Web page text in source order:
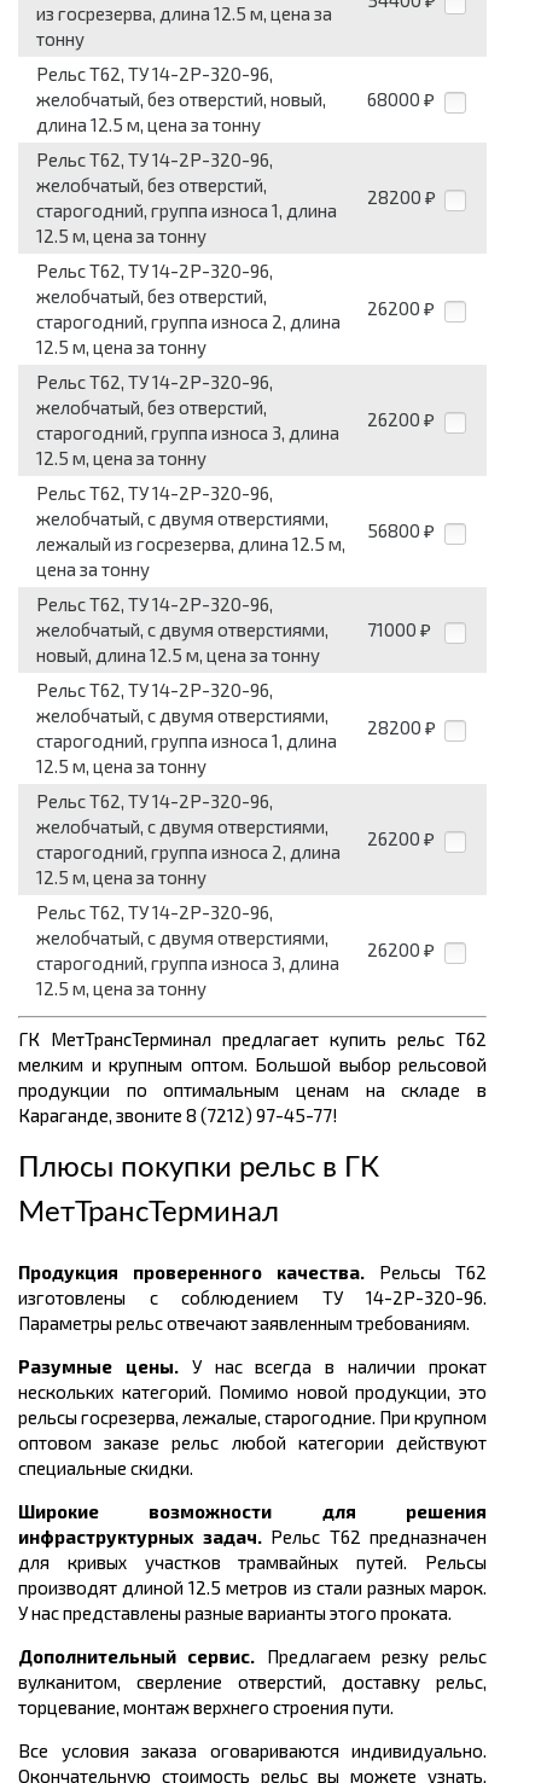
из госрезерва, длина 12.5 м, цена за
тонну
Рельс Т62, ТУ 14-2Р-320-96,
желобчатый, без отверстий, новый,
длина 12.5 м, цена за тонну
68000 ₽
Рельс Т62, ТУ 14-2Р-320-96,
желобчатый, без отверстий,
старогодний, группа износа 1, длина
12.5 м, цена за тонну
28200 ₽
Рельс Т62, ТУ 14-2Р-320-96,
желобчатый, без отверстий,
старогодний, группа износа 2, длина
12.5 м, цена за тонну
26200 ₽
Рельс Т62, ТУ 14-2Р-320-96,
желобчатый, без отверстий,
старогодний, группа износа 3, длина
12.5 м, цена за тонну
26200 ₽
Рельс Т62, ТУ 14-2Р-320-96,
желобчатый, с двумя отверстиями,
лежалый из госрезерва, длина 12.5 м,
цена за тонну
56800 ₽
Рельс Т62, ТУ 14-2Р-320-96,
желобчатый, с двумя отверстиями,
новый, длина 12.5 м, цена за тонну
71000 ₽
Рельс Т62, ТУ 14-2Р-320-96,
желобчатый, с двумя отверстиями,
старогодний, группа износа 1, длина
12.5 м, цена за тонну
28200 ₽
Рельс Т62, ТУ 14-2Р-320-96,
желобчатый, с двумя отверстиями,
старогодний, группа износа 2, длина
12.5 м, цена за тонну
26200 ₽
Рельс Т62, ТУ 14-2Р-320-96,
желобчатый, с двумя отверстиями,
старогодний, группа износа 3, длина
12.5 м, цена за тонну
26200 ₽
ГК МетТрансТерминал предлагает купить рельс Т62
мелким и крупным оптом. Большой выбор рельсовой
продукции по оптимальным ценам на складе в
Караганде, звоните 8 (7212) 97-45-77!
Плюсы покупки рельс в ГК
МетТрансТерминал
Продукция проверенного качества. Рельсы Т62
изготовлены с соблюдением ТУ 14-2Р-320-96.
Параметры рельс отвечают заявленным требованиям.
Разумные цены. У нас всегда в наличии прокат
нескольких категорий. Помимо новой продукции, это
рельсы госрезерва, лежалые, старогодние. При крупном
оптовом заказе рельс любой категории действуют
специальные скидки.
Широкие возможности для решения
инфраструктурных задач. Рельс Т62 предназначен
для кривых участков трамвайных путей. Рельсы
производят длиной 12.5 метров из стали разных марок.
У нас представлены разные варианты этого проката.
Дополнительный сервис. Предлагаем резку рельс
вулканитом, сверление отверстий, доставку рельс,
торцевание, монтаж верхнего строения пути.
Все условия заказа оговариваются индивидуально.
Окончательную стоимость рельс вы можете узнать,